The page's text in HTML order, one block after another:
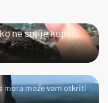
ne smije kupati,
mora može vam otkriti